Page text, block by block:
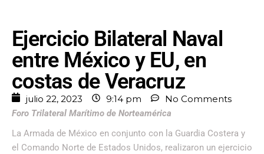
Ejercicio Bilateral Naval
entre México y EU, en
costas de Veracruz
julio 22, 2023 9:14 pm No Comments
Foro Trilateral Marítimo de Norteamérica
La Armada de México en conjunto con la Guardia Costera y
el Comando Norte de Estados Unidos, realizaron un ejercicio